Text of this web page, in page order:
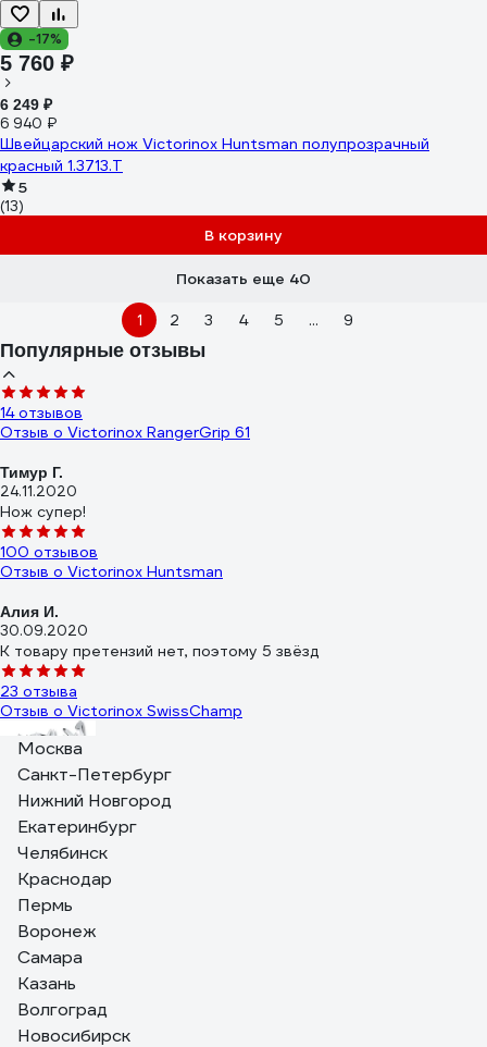
-17%
5 760 ₽
6 249 ₽
6 940 ₽
Швейцарский нож Victorinox Huntsman полупрозрачный
красный 1.3713.T
5
(13)
В корзину
Показать еще 40
1 2 3 4 5 ... 9
Популярные отзывы
14 отзывов
Отзыв о Victorinox RangerGrip 61
Тимур Г.
24.11.2020
Нож супер!
100 отзывов
Отзыв о Victorinox Huntsman
Алия И.
30.09.2020
К товару претензий нет, поэтому 5 звёзд
23 отзыва
Отзыв о Victorinox SwissChamp
Константин
11.08.2024
В очень компактном размере расположен внушительное
количество инструмента. Я рассматриваю его как дорожный
нож. Имея большой опыт использования WorkChamp, я в
последние годы брал в дорогу Huntsman, но крайне не
хватало пассатижей, напильника (пилки для ногтей),
желательно крестовой отвертки и в последнее время мне
часто нужна лупа. Всё это есть в SwissChamp.
Москва
Санкт-Петербург
Нижний Новгород
Екатеринбург
Челябинск
Краснодар
Пермь
Воронеж
Самара
Казань
Волгоград
Новосибирск